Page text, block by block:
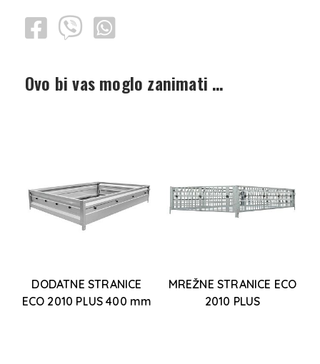
Ovo bi vas moglo zanimati …
DODATNE STRANICE
ECO 2010 PLUS 400 mm
MREŽNE STRANICE ECO
2010 PLUS